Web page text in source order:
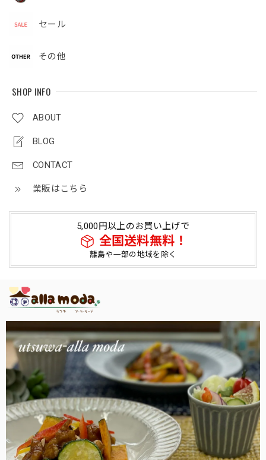
セール
その他
SHOP INFO
ABOUT
BLOG
CONTACT
業販はこちら
5,000円以上のお買い上げで
全国送料無料！
離島や一部の地域を除く